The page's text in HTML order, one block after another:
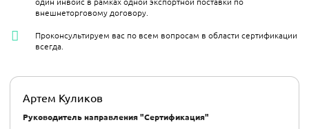
Артем Куликов
Руководитель направления "Сертификация"
внешнеторговому договору.
Проконсультируем вас по всем вопросам в области сертификации
всегда.